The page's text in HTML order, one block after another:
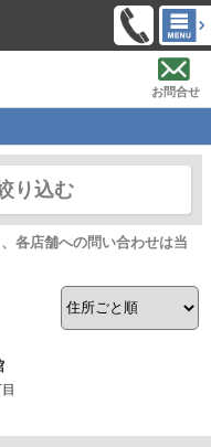
お問合せ
り込む
各店舗への問い合わせは当